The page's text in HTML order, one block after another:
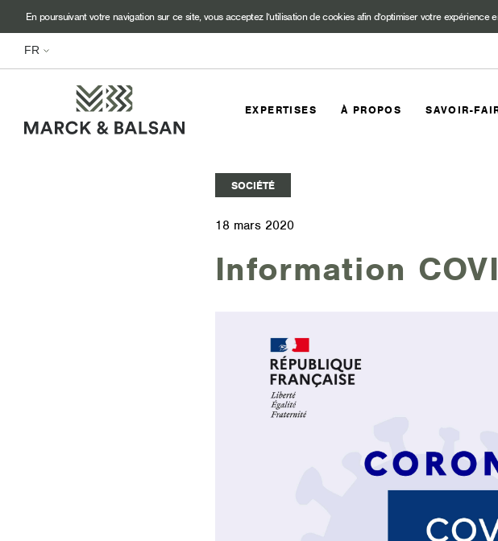
En poursuivant votre navigation sur ce site, vous acceptez l’utilisation de cookies afin d’optimiser votre expérience
EXPERTISES À PROPOS SAVOIR-
SOCIÉTÉ
18 mars 2020
Information